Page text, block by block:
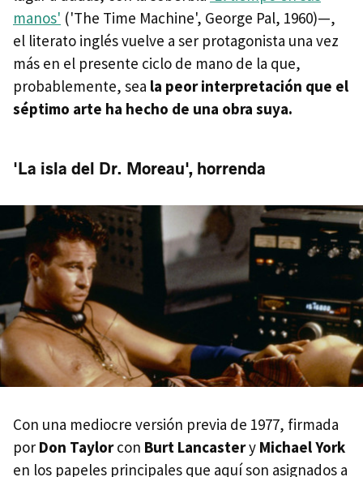
manos' ('The Time Machine', George Pal, 1960)—,
el literato inglés vuelve a ser protagonista una vez
más en el presente ciclo de mano de la que,
probablemente, sea la peor interpretación que el
séptimo arte ha hecho de una obra suya.
'La isla del Dr. Moreau', horrenda
Con una mediocre versión previa de 1977, firmada
por Don Taylorcon Burt Lancastery Michael York
en los papeles principales que aquí son asignados a